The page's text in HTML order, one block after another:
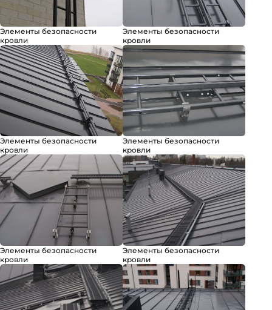
Элементы безопасности
кровли
Элементы безопасности
кровли
Элементы безопасности
кровли
Элементы безопасности
кровли
Элементы безопасности
кровли
Элементы безопасности
кровли